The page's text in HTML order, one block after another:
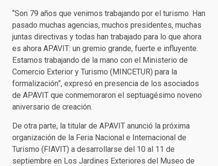
“Son 79 años que venimos trabajando por el turismo. Han
pasado muchas agencias, muchos presidentes, muchas
juntas directivas y todas han trabajado para lo que ahora
es ahora APAVIT: un gremio grande, fuerte e influyente.
Estamos trabajando de la mano con el Ministerio de
Comercio Exterior y Turismo (MINCETUR) para la
formalización”, expresó en presencia de los asociados
de APAVIT que conmemoraron el septuagésimo noveno
aniversario de creación.
De otra parte, la titular de APAVIT anunció la próxima
organización de la Feria Nacional e Internacional de
Turismo (FIAVIT) a desarrollarse del 10 al 11 de
septiembre en Los Jardines Exteriores del Museo de